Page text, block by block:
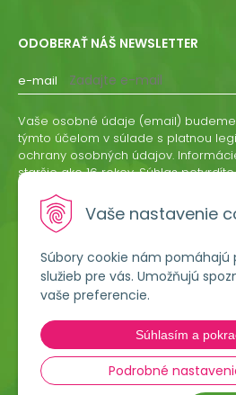
Vaše nastavenie
Súbory cookie nám pomáhajú
služieb pre vás. Umožňujú
vaše preferencie.
Súhlasím a
Podrobné
Lumigreen, s.r.o.
Hradská 535
966 54 Tekovské Nemce
ODOBERAŤ NÁŠ NEWSLETTER
e-mail
ODOBERAŤ
Vaše osobné údaje (email)
týmto účelom v súlade s platnou
ochrany osobných údajov.
staršie ako 16 rokov. Súhlas
odvolať písomne, emailom alebo
ktoréhokoľvek informačného emailu.